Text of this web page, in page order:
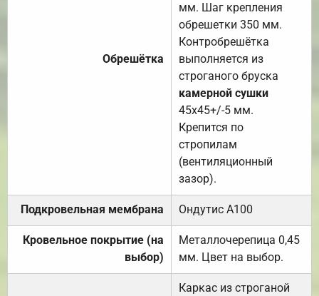
Обрешётка
мм. Шаг крепления
обрешетки 350 мм.
Контробрешётка
выполняется из
строганого бруска
камерной сушки
45х45+/-5 мм.
Крепится по
стропилам
(вентиляционный
зазор).
Подкровельная мембрана Ондутис А100
Кровельное покрытие (на
выбор)
Металлочерепица 0,45
мм. Цвет на выбор.
Каркас из строганой